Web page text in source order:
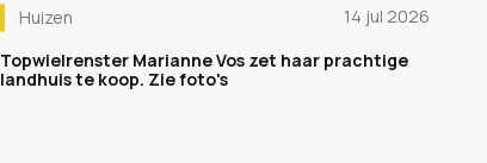
Huizen
14 jul 2026
Topwielrenster Marianne Vos zet haar prachtige
landhuis te koop. Zie foto's